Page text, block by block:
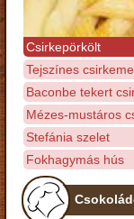
Csirkepörkölt
Tejszínes
Baconbe tekert
Mézes-mustáros
Stefánia szelet
Fokhagymás hús